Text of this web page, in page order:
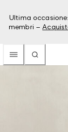
Ultima
membri –